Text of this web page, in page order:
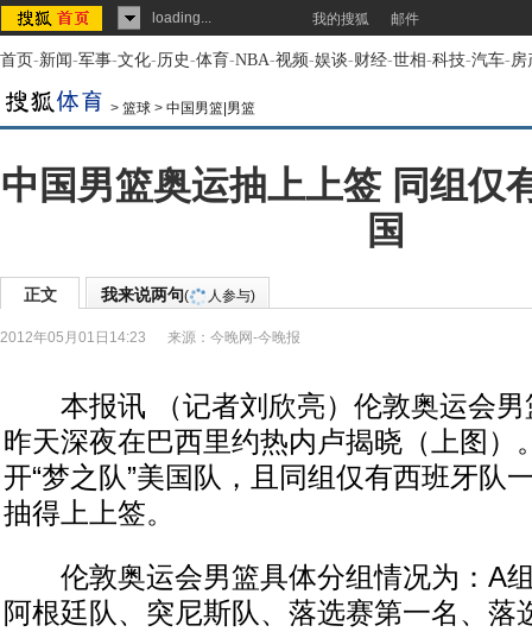
loading... 我的搜狐 邮件
首页-新闻-军事-文化-历史-体育-NBA-视频-娱谈-财经-世相-科技-汽车-房
> 篮球 > 中国男篮|男篮
中国男篮奥运抽上上签 同组仅
国
正文 我来说两句( 人参与)
2012年05月01日14:23 来源： 今晚网-今晚报
本报讯 （记者刘欣亮）伦敦奥运会男
昨天深夜在巴西里约热内卢揭晓（上图）
开“梦之队”美国队，且同组仅有西班牙队
抽得上上签。
伦敦奥运会男篮具体分组情况为：A
阿根廷队、突尼斯队、落选赛第一名、落